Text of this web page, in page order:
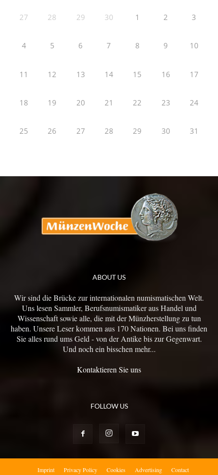
27 28 29 30 1 2 3
4 5 6 7 8 9 10
11 12 13 14 15 16 17
18 19 20 21 22 23 24
25 26 27 28 29 30 31
ABOUT US
Wir sind die Brücke zur internationalen numismatischen Welt.
Uns lesen Sammler, Berufsnumismatiker aus Handel und
Wissenschaft sowie alle, die mit der Münzherstellung zu tun
haben. Unsere Leser kommen aus 170 Nationen. Bei uns finden
Sie alles rund ums Geld - von der Antike bis zur Gegenwart.
Und noch ein bisschen mehr...
Kontaktieren Sie uns
FOLLOW US
Imprint Privacy Policy Cookies Advertising Contact